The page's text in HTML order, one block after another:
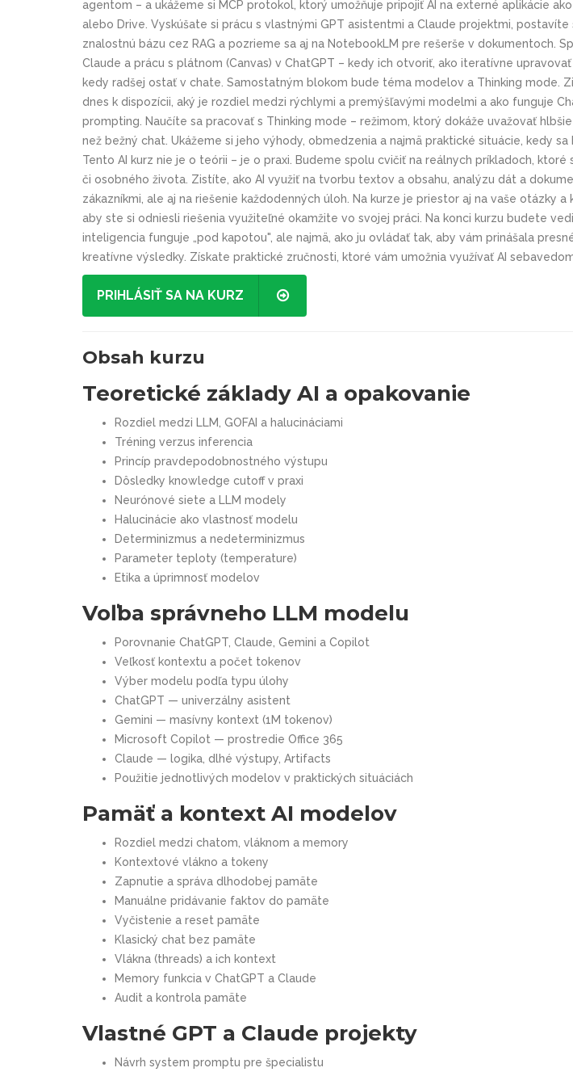
agentom – a ukážeme si MCP protokol, ktorý umožňuje pripojiť AI na externé aplikácie
alebo Drive. Vyskúšate si prácu s vlastnými GPT asistentmi a Claude projektmi, postavíte
znalostnú bázu cez RAG a pozrieme sa aj na NotebookLM pre rešerše v dokumentoch.
Claude a prácu s plátnom (Canvas) v ChatGPT – kedy ich otvoriť, ako iteratívne
kedy radšej ostať v chate. Samostatným blokom bude téma modelov a Thinking mode.
dnes k dispozícii, aký je rozdiel medzi rýchlymi a premýšľavými modelmi a ako funguje
prompting. Naučíte sa pracovať s Thinking mode – režimom, ktorý dokáže uvažovať
než bežný chat. Ukážeme si jeho výhody, obmedzenia a najmä praktické situácie, kedy sa
Tento AI kurz nie je o teórii – je o praxi. Budeme spolu cvičiť na reálnych príkladoch, ktoré
či osobného života. Zistíte, ako AI využiť na tvorbu textov a obsahu, analýzu dát a
zákazníkmi, ale aj na riešenie každodenných úloh. Na kurze je priestor aj na vaše otázky a
aby ste si odniesli riešenia využiteľné okamžite vo svojej práci. Na konci kurzu budete
inteligencia funguje „pod kapotou", ale najmä, ako ju ovládať tak, aby vám prinášala
kreatívne výsledky. Získate praktické zručnosti, ktoré vám umožnia využívať AI
PRIHLÁSIŤ SA NA KURZ
Obsah kurzu
Teoretické základy AI a opakovanie
Rozdiel medzi LLM, GOFAI a halucináciami
Tréning verzus inferencia
Princíp pravdepodobnostného výstupu
Dôsledky knowledge cutoff v praxi
Neurónové siete a LLM modely
Halucinácie ako vlastnosť modelu
Determinizmus a nedeterminizmus
Parameter teploty (temperature)
Etika a úprimnosť modelov
Voľba správneho LLM modelu
Porovnanie ChatGPT, Claude, Gemini a Copilot
Veľkosť kontextu a počet tokenov
Výber modelu podľa typu úlohy
ChatGPT — univerzálny asistent
Gemini — masívny kontext (1M tokenov)
Microsoft Copilot — prostredie Office 365
Claude — logika, dlhé výstupy, Artifacts
Použitie jednotlivých modelov v praktických situáciách
Pamäť a kontext AI modelov
Rozdiel medzi chatom, vláknom a memory
Kontextové vlákno a tokeny
Zapnutie a správa dlhodobej pamäte
Manuálne pridávanie faktov do pamäte
Vyčistenie a reset pamäte
Klasický chat bez pamäte
Vlákna (threads) a ich kontext
Memory funkcia v ChatGPT a Claude
Audit a kontrola pamäte
Vlastné GPT a Claude projekty
Návrh system promptu pre špecialistu